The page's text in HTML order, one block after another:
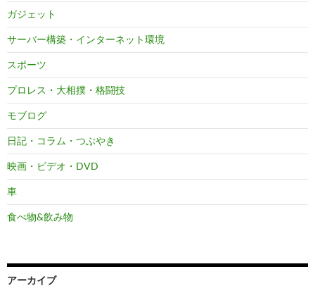
ガジェット
サーバー構築・インターネット環境
スポーツ
プロレス・大相撲・格闘技
モブログ
日記・コラム・つぶやき
映画・ビデオ・DVD
車
食べ物&飲み物
アーカイブ